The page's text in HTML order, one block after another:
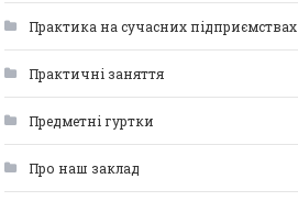
Практика на сучасних підприємствах
Практичні заняття
Предметні гуртки
Про наш заклад